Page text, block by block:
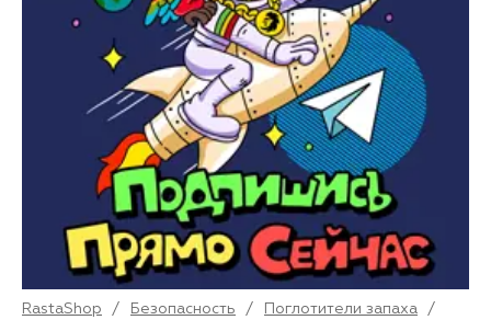
RastaShop / Безопасность / Поглотители запаха
/